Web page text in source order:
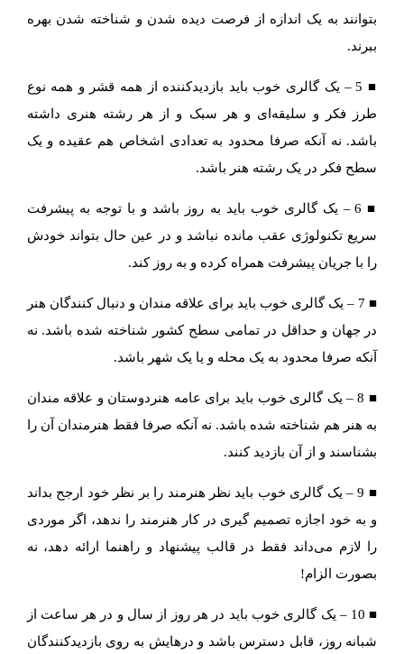
بتوانند به یک اندازه از فرصت دیده شدن و شناخته شدن بهره
ببرند.
■ 5 – یک گالری خوب باید بازدیدکننده از همه قشر و همه نوع
طرز فکر و سلیقه‌ای و هر سبک و از هر رشته هنری داشته
باشد. نه آنکه صرفا محدود به تعدادی اشخاص هم عقیده و یک
سطح فکر در یک رشته هنر باشد.
■ 6 – یک گالری خوب باید به روز باشد و با توجه به پیشرفت
سریع تکنولوژی عقب مانده نباشد و در عین حال بتواند خودش
را با جریان پیشرفت همراه کرده و به روز کند.
■ 7 – یک گالری خوب باید برای علاقه مندان و دنبال کنندگان هنر
در جهان و حداقل در تمامی سطح کشور شناخته شده باشد. نه
آنکه صرفا محدود به یک محله و یا یک شهر باشد.
■ 8 – یک گالری خوب باید برای عامه هنردوستان و علاقه مندان
به هنر هم شناخته شده باشد. نه آنکه صرفا فقط هنرمندان آن را
بشناسند و از آن بازدید کنند.
■ 9 – یک گالری خوب باید نظر هنرمند را بر نظر خود ارجح بداند
و به خود اجازه تصمیم گیری در کار هنرمند را ندهد، اگر موردی
را لازم می‌داند فقط در قالب پیشنهاد و راهنما ارائه دهد، نه
بصورت الزام!
■ 10 – یک گالری خوب باید در هر روز از سال و در هر ساعت از
شبانه روز، قابل دسترس باشد و درهایش به روی بازدیدکنندگان